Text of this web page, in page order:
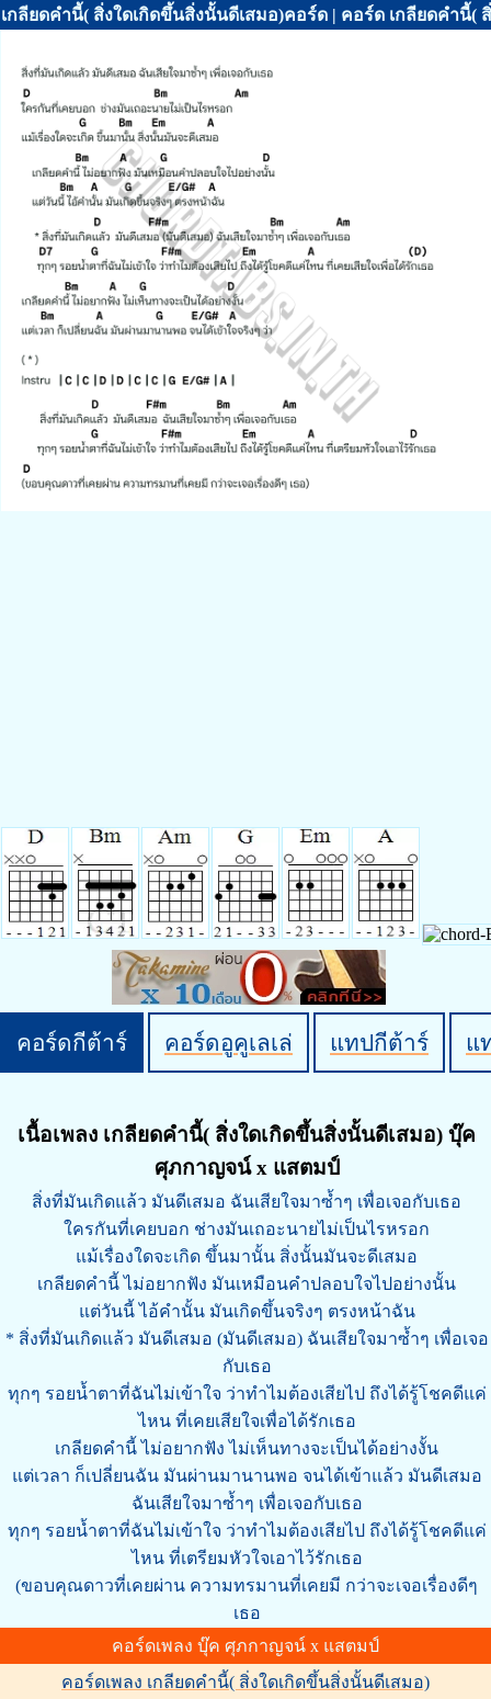
เกลียดคำนี้( สิ่งใดเกิดขึ้นสิ่งนั้นดีเสมอ)คอร์ด | คอร์ด เกลียดคำนี้
คอร์ดกีต้าร์ คอร์ดอูคูเลเล่ แทปกีต้าร์ แ
เนื้อเพลง เกลียดคำนี้( สิ่งใดเกิดขึ้นสิ่งนั้นดีเสมอ) บุ๊ค
ศุภกาญจน์ x แสตมป์
สิ่งที่มันเกิดแล้ว มันดีเสมอ ฉันเสียใจมาซ้ำๆ เพื่อเจอกับเธอ
ใครกันที่เคยบอก ช่างมันเถอะนายไม่เป็นไรหรอก
แม้เรื่องใดจะเกิด ขึ้นมานั้น สิ่งนั้นมันจะดีเสมอ
เกลียดคำนี้ ไม่อยากฟัง มันเหมือนคำปลอบใจไปอย่างนั้น
แต่วันนี้ ไอ้คำนั้น มันเกิดขึ้นจริงๆ ตรงหน้าฉัน
* สิ่งที่มันเกิดแล้ว มันดีเสมอ (มันดีเสมอ) ฉันเสียใจมาซ้ำๆ เพื่อเจอ
กับเธอ
ทุกๆ รอยน้ำตาที่ฉันไม่เข้าใจ ว่าทำไมต้องเสียไป ถึงได้รู้โชคดีแค่
ไหน ที่เคยเสียใจเพื่อได้รักเธอ
เกลียดคำนี้ ไม่อยากฟัง ไม่เห็นทางจะเป็นได้อย่างงั้น
แต่เวลา ก็เปลี่ยนฉัน มันผ่านมานานพอ จนได้เข้าแล้ว มันดีเสมอ
ฉันเสียใจมาซ้ำๆ เพื่อเจอกับเธอ
ทุกๆ รอยน้ำตาที่ฉันไม่เข้าใจ ว่าทำไมต้องเสียไป ถึงได้รู้โชคดีแค่
ไหน ที่เตรียมหัวใจเอาไว้รักเธอ
(ขอบคุณดาวที่เคยผ่าน ความทรมานที่เคยมี กว่าจะเจอเรื่องดีๆ
เธอ
คอร์ดเพลง บุ๊ค ศุภกาญจน์ x แสตมป์
คอร์ดเพลง เกลียดคำนี้( สิ่งใดเกิดขึ้นสิ่งนั้นดีเสมอ)